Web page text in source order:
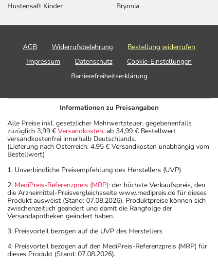
Hustensaft Kinder
Bryonia
AGB Widerrufsbelehrung
Bestellung widerrufen
Impressum
Datenschutz
Cookie-Einstellungen
Barrierefreiheitserklärung
Informationen zu Preisangaben
Alle Preise inkl. gesetzlicher Mehrwertsteuer, gegebenenfalls
zuzüglich 3,99 € Versandkosten, ab 34,99 € Bestellwert
versandkostenfrei innerhalb Deutschlands.
(Lieferung nach Österreich: 4,95 € Versandkosten unabhängig vom
Bestellwert)
1: Unverbindliche Preisempfehlung des Herstellers (UVP)
2: MediPreis-Referenzpreis (MRP): der höchste Verkaufspreis, den
die Arzneimittel-Preisvergleichsseite www.medipreis.de für dieses
Produkt ausweist (Stand: 07.08.2026). Produktpreise können sich
zwischenzeitlich geändert und damit die Rangfolge der
Versandapotheken geändert haben.
3: Preisvorteil bezogen auf die UVP des Herstellers
4: Preisvorteil bezogen auf den MediPreis-Referenzpreis (MRP) für
dieses Produkt (Stand: 07.08.2026).